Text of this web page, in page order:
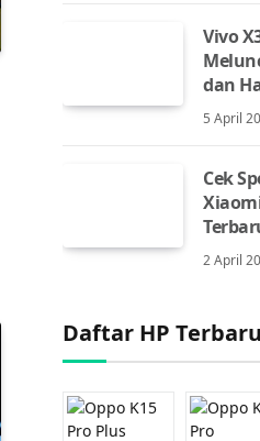
Vivo
dan
5 April
Cek
2 April
Daftar HP